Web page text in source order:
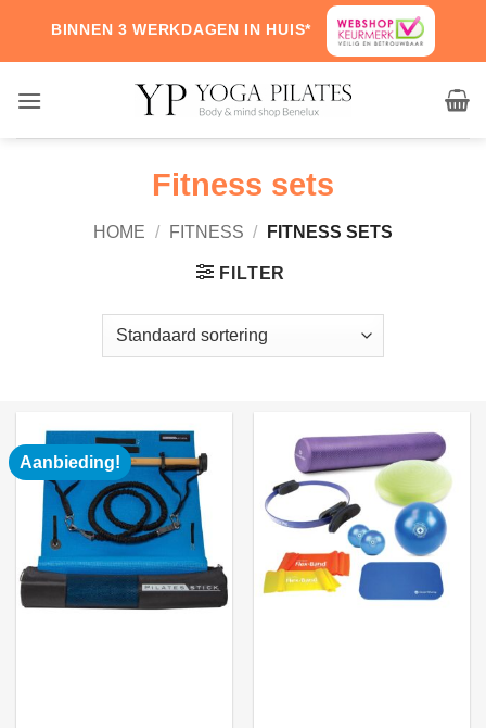
content
BINNEN 3 WERKDAGEN IN HUIS*
Fitness sets
HOME / FITNESS / FITNESS SETS
FILTER
Aanbieding!